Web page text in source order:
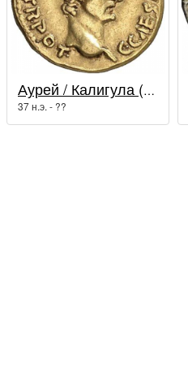
Аурей / Калигула (37 - 41 гг.)
37 н.э. - ??